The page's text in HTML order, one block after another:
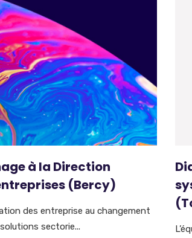
à la Direction
(Bercy)
des entreprise au changement
sectorie...